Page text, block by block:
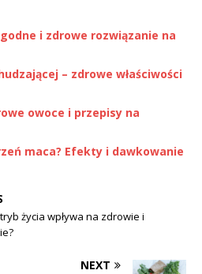
i zdrowe rozwiązanie na
– zdrowe właściwości
owoce i przepisy na
maca? Efekty i dawkowanie
życia wpływa na zdrowie i
NEXT